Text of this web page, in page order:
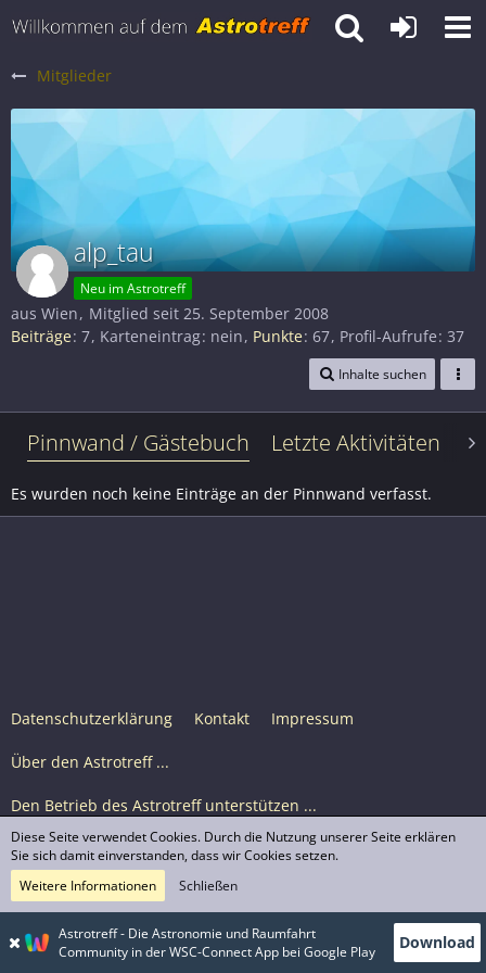
Mitglieder
alp_tau
Neu im Astrotreff
aus Wien
Mitglied seit 25. September 2008
Beiträge 7 Karteneintrag nein Punkte 67 Profil-Aufrufe 37
Inhalte suchen
Pinnwand / Gästebuch Letzte Aktivitäten
Es wurden noch keine Einträge an der Pinnwand verfasst.
Datenschutzerklärung Kontakt Impressum
Über den Astrotreff ...
Den Betrieb des Astrotreff unterstützen ...
Nutzungsbedingungen
© Astrotreff 2001-2026, lizenziert unter CC BY-SA,
sofern für einzelne Inhalte nicht anders angegeben
Astrotreff - Die Astronomie und Raumfahrt
Community in der WSC-Connect App bei Google Play
Download
Diese Seite verwendet Cookies. Durch die Nutzung unserer Seite erklären
Sie sich damit einverstanden, dass wir Cookies setzen.
Weitere Informationen
Schließen